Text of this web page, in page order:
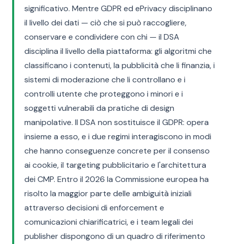
significativo. Mentre GDPR ed ePrivacy disciplinano
il livello dei dati — ciò che si può raccogliere,
conservare e condividere con chi — il DSA
disciplina il livello della piattaforma: gli algoritmi che
classificano i contenuti, la pubblicità che li finanzia, i
sistemi di moderazione che li controllano e i
controlli utente che proteggono i minori e i
soggetti vulnerabili da pratiche di design
manipolative. Il DSA non sostituisce il GDPR: opera
insieme a esso, e i due regimi interagiscono in modi
che hanno conseguenze concrete per il consenso
ai cookie, il targeting pubblicitario e l'architettura
dei CMP. Entro il 2026 la Commissione europea ha
risolto la maggior parte delle ambiguità iniziali
attraverso decisioni di enforcement e
comunicazioni chiarificatrici, e i team legali dei
publisher dispongono di un quadro di riferimento